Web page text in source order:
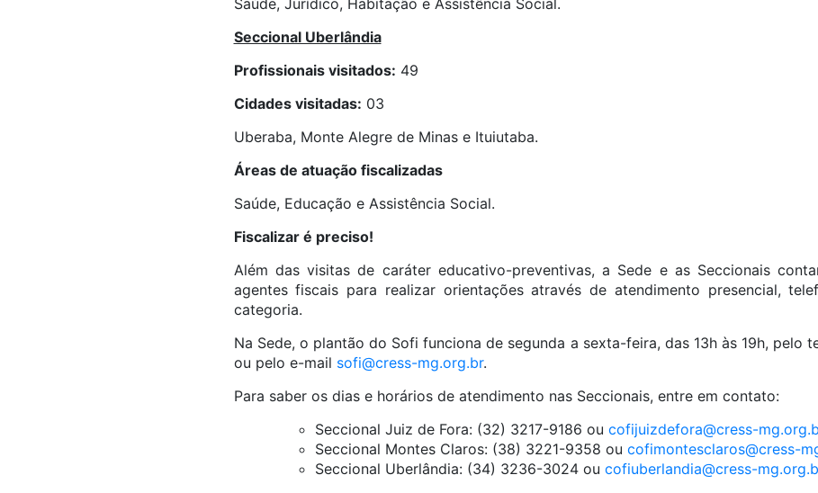
Saúde, Jurídico, Habitação e Assistência Social.
Seccional Uberlândia
Profissionais visitados: 49
Cidades visitadas: 03
Uberaba, Monte Alegre de Minas e Ituiutaba.
Áreas de atuação fiscalizadas
Saúde, Educação e Assistência Social.
Fiscalizar é preciso!
Além das visitas de caráter educativo-preventivas, a Sede e as Seccionais
agentes fiscais para realizar orientações através de atendimento presencial,
categoria.
Na Sede, o plantão do Sofi funciona de segunda a sexta-feira, das 13h às 19h, pelo
ou pelo e-mail sofi@cress-mg.org.br.
Para saber os dias e horários de atendimento nas Seccionais, entre em contato:
Seccional Juiz de Fora: (32) 3217-9186 ou cofijuizdefora@cress-
Seccional Montes Claros: (38) 3221-9358 ou cofimontesclaros@cress-
Seccional Uberlândia: (34) 3236-3024 ou cofiuberlandia@cress-